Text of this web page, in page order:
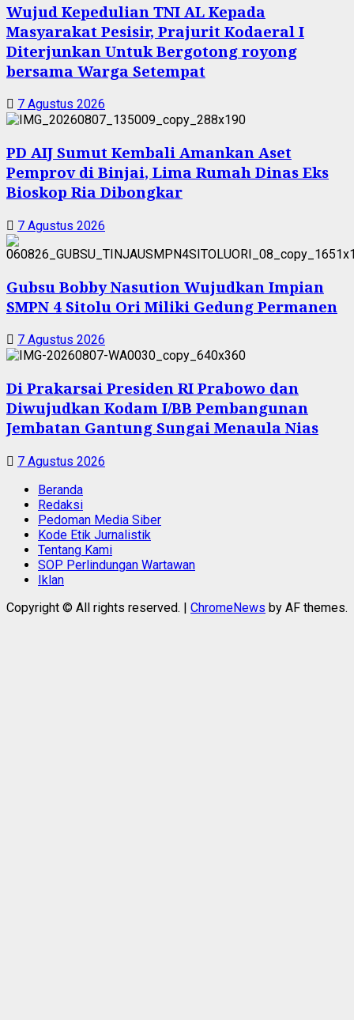
Wujud Kepedulian TNI AL Kepada
Masyarakat Pesisir, Prajurit Kodaeral I
Diterjunkan Untuk Bergotong royong
bersama Warga Setempat
7 Agustus 2026
PD AIJ Sumut Kembali Amankan Aset
Pemprov di Binjai, Lima Rumah Dinas Eks
Bioskop Ria Dibongkar
7 Agustus 2026
Gubsu Bobby Nasution Wujudkan Impian
SMPN 4 Sitolu Ori Miliki Gedung Permanen
7 Agustus 2026
Di Prakarsai Presiden RI Prabowo dan
Diwujudkan Kodam I/BB Pembangunan
Jembatan Gantung Sungai Menaula Nias
7 Agustus 2026
Beranda
Redaksi
Pedoman Media Siber
Kode Etik Jurnalistik
Tentang Kami
SOP Perlindungan Wartawan
Iklan
Copyright © All rights reserved. | ChromeNews by AF themes.